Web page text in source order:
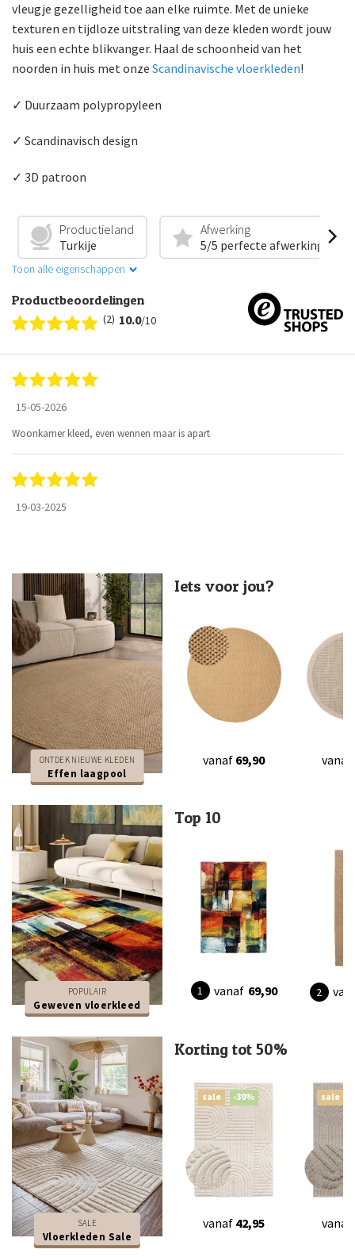
vleugje gezelligheid toe aan elke ruimte. Met de unieke
texturen en tijdloze uitstraling van deze kleden wordt jouw
huis een echte blikvanger. Haal de schoonheid van het
noorden in huis met onze Scandinavische vloerkleden!
✓ Duurzaam polypropyleen
✓ Scandinavisch design
✓ 3D patroon
Productieland
Turkije
Afwerking
5/5 perfecte afwerking
Toon alle eigenschappen
Productbeoordelingen
(2) 10.0/10
15-05-2026
Woonkamer kleed, even wennen maar is apart
19-03-2025
ONTDEK NIEUWE KLEDEN
Effen laagpool
Iets voor jou?
vanaf 69,90 vanaf
POPULAIR
Geweven vloerkleed
Top 10
vanaf 69,90
SALE
Vloerkleden Sale
Korting tot 50%
sale -39%
vanaf 42,95
sale
vanaf